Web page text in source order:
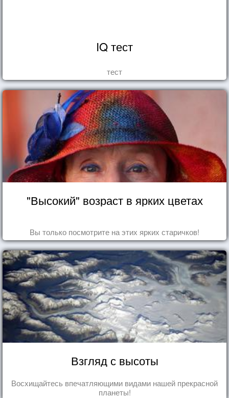
IQ тест
тест
"Высокий" возраст в ярких цветах
Вы только посмотрите на этих ярких старичков!
Взгляд с высоты
Восхищайтесь впечатляющими видами нашей прекрасной
планеты!